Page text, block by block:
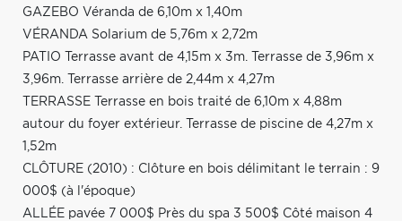
GAZEBO Véranda de 6,10m x 1,40m
VÉRANDA Solarium de 5,76m x 2,72m
PATIO Terrasse avant de 4,15m x 3m. Terrasse de 3,96m x
3,96m. Terrasse arrière de 2,44m x 4,27m
TERRASSE Terrasse en bois traité de 6,10m x 4,88m
autour du foyer extérieur. Terrasse de piscine de 4,27m x
1,52m
CLÔTURE (2010) : Clôture en bois délimitant le terrain : 9
000$ (à l'époque)
ALLÉE pavée 7 000$ Près du spa 3 500$ Côté maison 4